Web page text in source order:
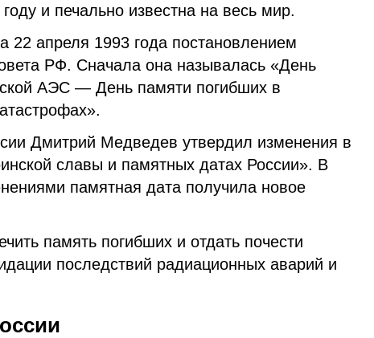
и печально известна на весь мир.
22 апреля 1993 года постановлением
РФ. Сначала она называлась «День
АЭС — День памяти погибших в
Дмитрий Медведев утвердил изменения в
славы и памятных датах России». В
памятная дата получила новое
память погибших и отдать почести
последствий радиационных аварий и